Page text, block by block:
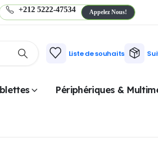
+212 5222-47534 Appelez Nous!
Liste de souhaits
Périphériques &